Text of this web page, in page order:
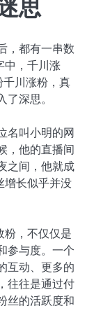
思
，都有一串数
，千川涨
千川涨粉，真
深思。
名叫小明的网
，他的直播间
之间，他就成
增长似乎并没
粉，不仅仅是
参与度。一个
互动、更多的
往往是通过付
丝的活跃度和